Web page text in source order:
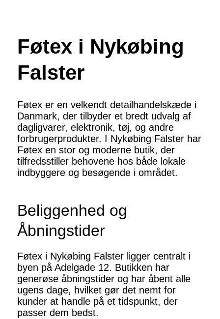
Føtex i Nykøbing
Falster
Føtex er en velkendt detailhandelskæde i
Danmark, der tilbyder et bredt udvalg af
dagligvarer, elektronik, tøj, og andre
forbrugerprodukter. I Nykøbing Falster har
Føtex en stor og moderne butik, der
tilfredsstiller behovene hos både lokale
indbyggere og besøgende i området.
Beliggenhed og
Åbningstider
Føtex i Nykøbing Falster ligger centralt i
byen på Adelgade 12. Butikken har
generøse åbningstider og har åbent alle
ugens dage, hvilket gør det nemt for
kunder at handle på et tidspunkt, der
passer dem bedst.